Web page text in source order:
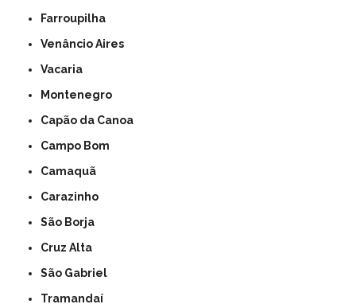
Farroupilha
Venâncio Aires
Vacaria
Montenegro
Capão da Canoa
Campo Bom
Camaquã
Carazinho
São Borja
Cruz Alta
São Gabriel
Tramandaí